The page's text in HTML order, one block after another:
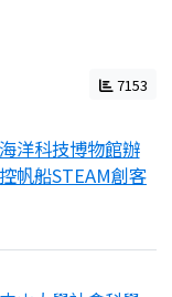
7153
洋科技博物館辦
帆船STEAM創客